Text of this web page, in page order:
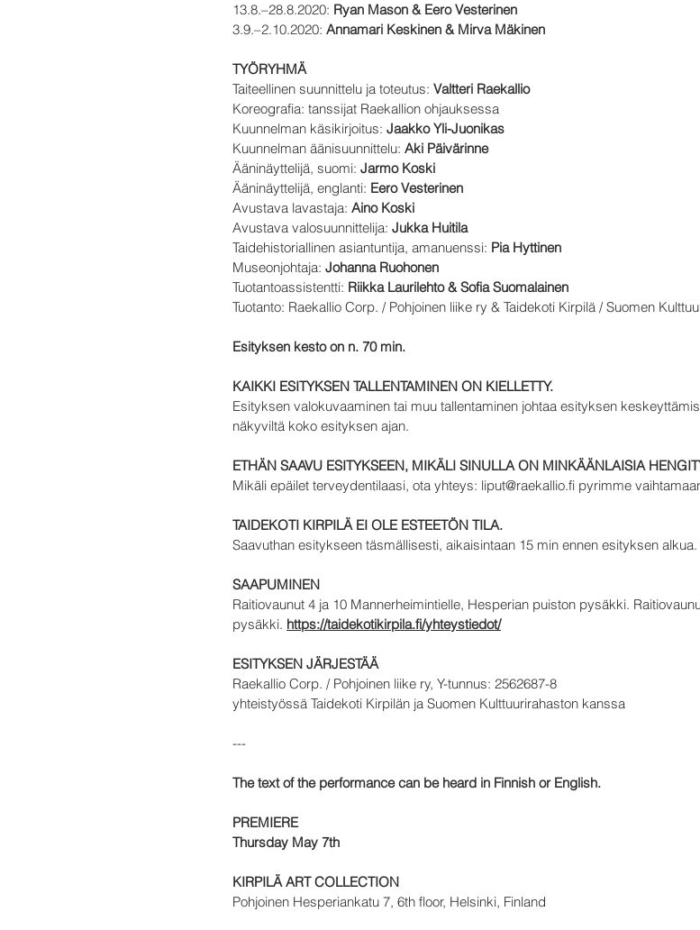
13.8.–28.8.2020: Ryan Mason & Eero Vesterinen
3.9.–2.10.2020: Annamari Keskinen & Mirva Mäkinen
TYÖRYHMÄ
Taiteellinen suunnittelu ja toteutus: Valtteri Raekallio
Koreografia: tanssijat Raekallion ohjauksessa
Kuunnelman käsikirjoitus: Jaakko Yli-Juonikas
Kuunnelman äänisuunnittelu: Aki Päivärinne
Ääninäyttelijä, suomi: Jarmo Koski
Ääninäyttelijä, englanti: Eero Vesterinen
Avustava lavastaja: Aino Koski
Avustava valosuunnittelija: Jukka Huitila
Taidehistoriallinen asiantuntija, amanuenssi: Pia Hyttinen
Museonjohtaja: Johanna Ruohonen
Tuotantoassistentti: Riikka Laurilehto & Sofia Suomalainen
Tuotanto: Raekallio Corp. / Pohjoinen liike ry & Taidekoti Kirpilä / Suomen
Esityksen kesto on n. 70 min.
KAIKKI ESITYKSEN TALLENTAMINEN ON KIELLETTY.
Esityksen valokuvaaminen tai muu tallentaminen johtaa esityksen
näkyviltä koko esityksen ajan.
ETHÄN SAAVU ESITYKSEEN, MIKÄLI SINULLA ON MINKÄÄNLAISIA
Mikäli epäilet terveydentilaasi, ota yhteys: liput@raekallio.fi pyrimme
TAIDEKOTI KIRPILÄ EI OLE ESTEETÖN TILA.
Saavuthan esitykseen täsmällisesti, aikaisintaan 15 min ennen esityksen
SAAPUMINEN
Raitiovaunut 4 ja 10 Mannerheimintielle, Hesperian puiston pysäkki.
pysäkki. https://taidekotikirpila.fi/yhteystiedot/
ESITYKSEN JÄRJESTÄÄ
Raekallio Corp. / Pohjoinen liike ry, Y-tunnus: 2562687-8
yhteistyössä Taidekoti Kirpilän ja Suomen Kulttuurirahaston kanssa
---
The text of the performance can be heard in Finnish or English.
PREMIERE
Thursday May 7th
KIRPILÄ ART COLLECTION
Pohjoinen Hesperiankatu 7, 6th floor, Helsinki, Finland